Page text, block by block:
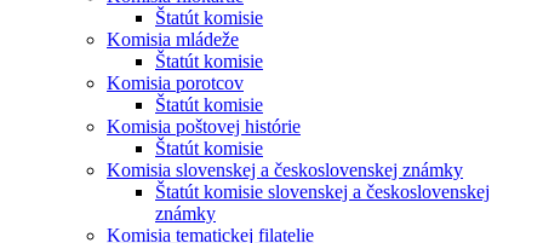
Štatút komisie
Komisia mládeže
Štatút komisie
Komisia porotcov
Štatút komisie
Komisia poštovej histórie
Štatút komisie
Komisia slovenskej a československej známky
Štatút komisie slovenskej a československej
známky
Komisia tematickej filatelie